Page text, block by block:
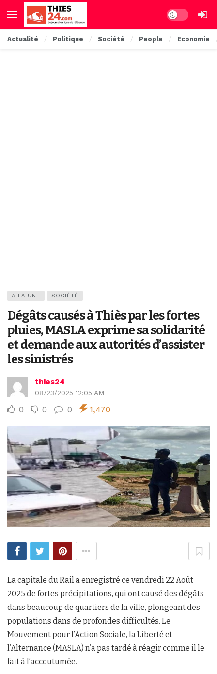
Dark mode
Actualité Politique Société People Economie
A LA UNE SOCIÉTÉ
Dégâts causés à Thiès par les fortes
pluies, MASLA exprime sa solidarité
et demande aux autorités d’assister
les sinistrés
thies24
08/23/2025 12:05 AM
0 0 0 1,470
La capitale du Rail a enregistré ce vendredi 22 Août
2025 de fortes précipitations, qui ont causé des dégâts
dans beaucoup de quartiers de la ville, plongeant des
populations dans de profondes difficultés. Le
Mouvement pour l’Action Sociale, la Liberté et
l’Alternance (MASLA) n’a pas tardé à réagir comme il le
fait à l’accoutumée.